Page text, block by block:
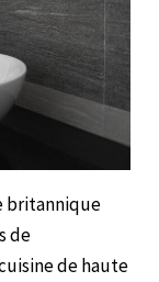
britannique
de
de haute